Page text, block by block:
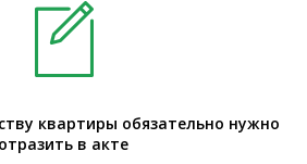
квартиры обязательно нужно
отразить в акте